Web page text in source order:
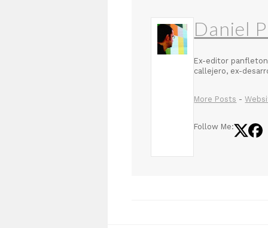
Daniel
Ex-editor
callejero, ex-
More Posts -
Follow Me: